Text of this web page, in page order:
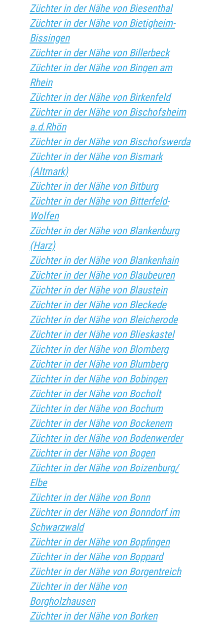
Züchter in der Nähe von Biesenthal
Züchter in der Nähe von Bietigheim-
Bissingen
Züchter in der Nähe von Billerbeck
Züchter in der Nähe von Bingen am
Rhein
Züchter in der Nähe von Birkenfeld
Züchter in der Nähe von Bischofsheim
a.d.Rhön
Züchter in der Nähe von Bischofswerda
Züchter in der Nähe von Bismark
(Altmark)
Züchter in der Nähe von Bitburg
Züchter in der Nähe von Bitterfeld-
Wolfen
Züchter in der Nähe von Blankenburg
(Harz)
Züchter in der Nähe von Blankenhain
Züchter in der Nähe von Blaubeuren
Züchter in der Nähe von Blaustein
Züchter in der Nähe von Bleckede
Züchter in der Nähe von Bleicherode
Züchter in der Nähe von Blieskastel
Züchter in der Nähe von Blomberg
Züchter in der Nähe von Blumberg
Züchter in der Nähe von Bobingen
Züchter in der Nähe von Bocholt
Züchter in der Nähe von Bochum
Züchter in der Nähe von Bockenem
Züchter in der Nähe von Bodenwerder
Züchter in der Nähe von Bogen
Züchter in der Nähe von Boizenburg/
Elbe
Züchter in der Nähe von Bonn
Züchter in der Nähe von Bonndorf im
Schwarzwald
Züchter in der Nähe von Bopfingen
Züchter in der Nähe von Boppard
Züchter in der Nähe von Borgentreich
Züchter in der Nähe von
Borgholzhausen
Züchter in der Nähe von Borken